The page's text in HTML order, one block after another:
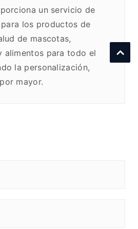
un servicio de
los productos de
de mascotas,
alimentos para todo el
la personalización,
mayor.